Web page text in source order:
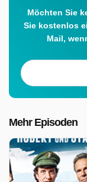
Möchten Sie
Sie kostenlos
Mail,
Mehr Episoden